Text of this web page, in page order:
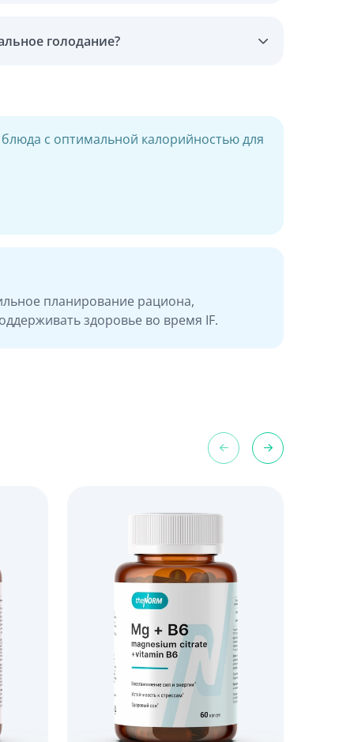
голодание?
с оптимальной калорийностью для
планирование рациона,
здоровье во время IF.